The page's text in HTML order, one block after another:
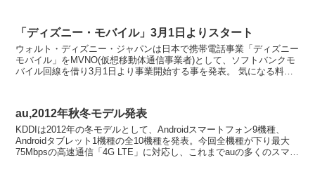
「ディズニー・モバイル」3月1日よりスタート
ウォルト・ディズニー・ジャパンは日本で携帯電話事業「ディズニー
モバイル」をMVNO(仮想移動体通信事業者)として、ソフトバンクモ
バイル回線を借り3月1日より事業開始する事を発表。 気になる料金
au,2012年秋冬モデル発表
KDDIは2012年の冬モデルとして、Androidスマートフォン9機種、
Androidタブレット1機種の全10機種を発表。今回全機種が下り最大
75Mbpsの高速通信「4G LTE」に対応し、これまでauの多くのスマー